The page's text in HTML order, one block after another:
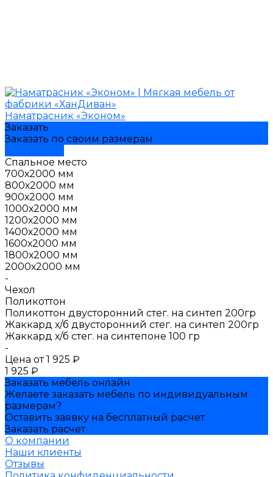
Наматрасник «Эконом»
Заказать
Заказать по своим размерам
Спальное место
700х2000 мм
800х2000 мм
900х2000 мм
1000х2000 мм
1200х2000 мм
1400х2000 мм
1600х2000 мм
1800х2000 мм
2000х2000 мм
-
Чехол
Поликоттон
Поликоттон двусторонний стег. на синтеп 200гр
Жаккард х/б двусторонний стег. на синтеп 200гр
Жаккард х/б стег. на синтепоне 100 гр
-
Цена от 1 925 ₽
1 925 ₽
Заказать мебель онлайн
Желаете заказать мебель по индивидуальным
размерам?
Оставить заявку на бесплатный расчет
Заказать расчет
О компании
Наши клиенты
Отзывы